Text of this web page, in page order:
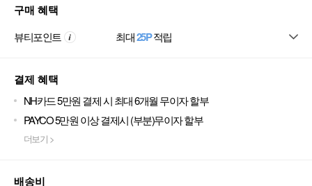
구매 혜택
뷰티포인트 최대25P적립
결제 혜택
NH카드 5만원 결제 시 최대 6개월 무이자 할부
PAYCO 5만원 이상 결제시 (부분)무이자 할부
더보기 >
배송비